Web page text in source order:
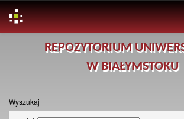
REPOZYTORIUM
W BIAŁYMSTOKU
Wyszukaj